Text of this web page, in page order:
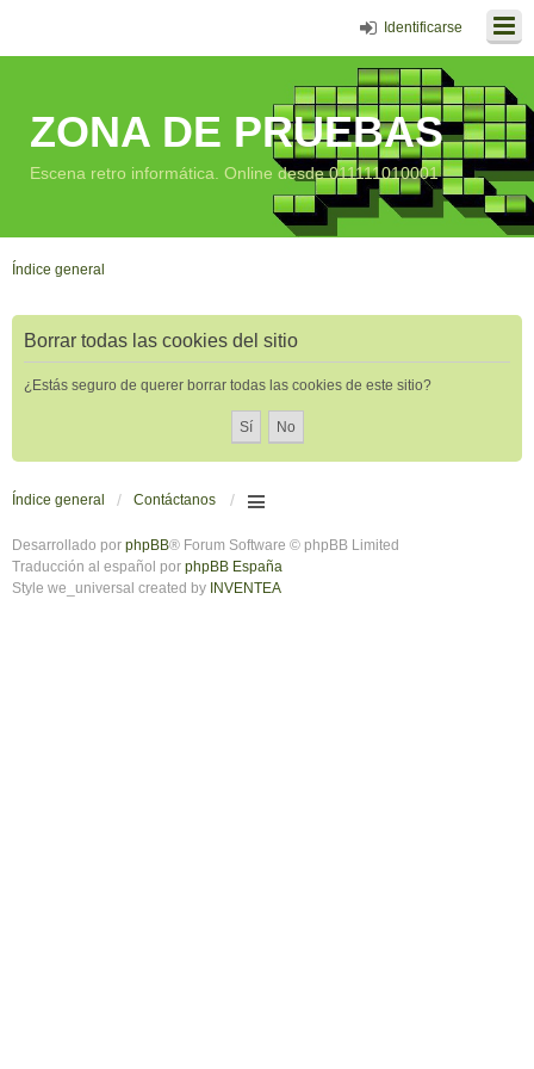
Identificarse
ZONA DE PRUEBAS
Escena retro informática. Online desde 011111010001
Índice general
Borrar todas las cookies del sitio
¿Estás seguro de querer borrar todas las cookies de este sitio?
Índice general Contáctanos
Desarrollado por phpBB® Forum Software © phpBB Limited
Traducción al español por phpBB España
Style we_universal created by INVENTEA